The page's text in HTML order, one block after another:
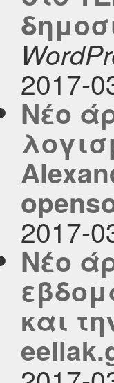
2017-
Νέο
2017-
Νέο
και